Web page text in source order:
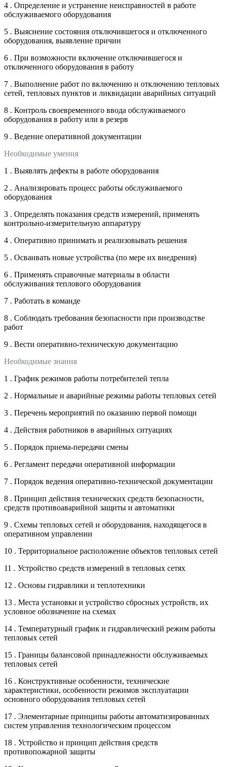
4 . Определение и устранение неисправностей в работе
обслуживаемого оборудования
5 . Выяснение состояния отключившегося и отключенного
оборудования, выявление причин
6 . При возможности включение отключившегося и
отключенного оборудования в работу
7 . Выполнение работ по включению и отключению тепловых
сетей, тепловых пунктов и ликвидации аварийных ситуаций
8 . Контроль своевременного ввода обслуживаемого
оборудования в работу или в резерв
9 . Ведение оперативной документации
Необходимые умения
1 . Выявлять дефекты в работе оборудования
2 . Анализировать процесс работы обслуживаемого
оборудования
3 . Определять показания средств измерений, применять
контрольно-измерительную аппаратуру
4 . Оперативно принимать и реализовывать решения
5 . Осваивать новые устройства (по мере их внедрения)
6 . Применять справочные материалы в области
обслуживания теплового оборудования
7 . Работать в команде
8 . Соблюдать требования безопасности при производстве
работ
9 . Вести оперативно-техническую документацию
Необходимые знания
1 . График режимов работы потребителей тепла
2 . Нормальные и аварийные режимы работы тепловых сетей
3 . Перечень мероприятий по оказанию первой помощи
4 . Действия работников в аварийных ситуациях
5 . Порядок приема-передачи смены
6 . Регламент передачи оперативной информации
7 . Порядок ведения оперативно-технической документации
8 . Принцип действия технических средств безопасности,
средств противоаварийной защиты и автоматики
9 . Схемы тепловых сетей и оборудования, находящегося в
оперативном управлении
10 . Территориальное расположение объектов тепловых сетей
11 . Устройство средств измерений в тепловых сетях
12 . Основы гидравлики и теплотехники
13 . Места установки и устройство сбросных устройств, их
условное обозначение на схемах
14 . Температурный график и гидравлический режим работы
тепловых сетей
15 . Границы балансовой принадлежности обслуживаемых
тепловых сетей
16 . Конструктивные особенности, технические
характеристики, особенности режимов эксплуатации
основного оборудования тепловых сетей
17 . Элементарные принципы работы автоматизированных
систем управления технологическим процессом
18 . Устройство и принцип действия средств
противопожарной защиты